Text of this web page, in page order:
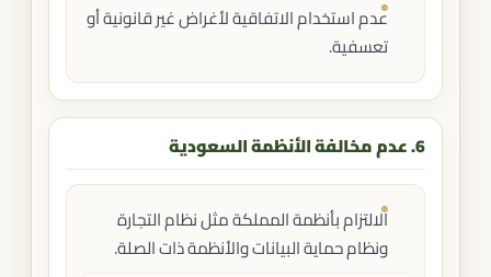
عدم استخدام الاتفاقية لأغراض غير قانونية أو
تعسفية.
6. عدم مخالفة الأنظمة السعودية
الالتزام بأنظمة المملكة مثل نظام التجارة
ونظام حماية البيانات والأنظمة ذات الصلة.